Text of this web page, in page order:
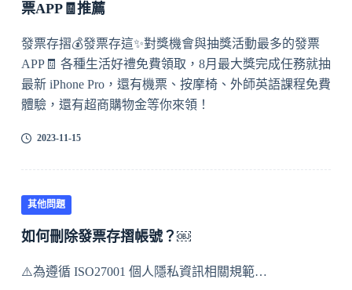
票APP🧾推薦
發票存摺💰發票存這✨對獎機會與抽獎活動最多的發票
APP🧾 各種生活好禮免費領取，8月最大獎完成任務就抽
最新 iPhone Pro，還有機票、按摩椅、外師英語課程免費
體驗，還有超商購物金等你來領！
2023-11-15
其他問題
如何刪除發票存摺帳號？￼
⚠️為遵循 ISO27001 個人隱私資訊相關規範…